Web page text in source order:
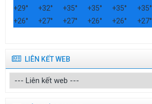
+29° +32° +35° +35° +35° +35°
+26° +27° +27° +26° +26° +27°
LIÊN KẾT WEB